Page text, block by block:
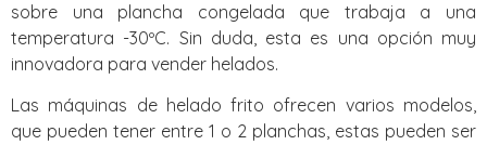
sobre una plancha congelada que trabaja a una
temperatura -30ºC. Sin duda, esta es una opción muy
innovadora para vender helados.
Las máquinas de helado frito ofrecen varios modelos,
que pueden tener entre 1 o 2 planchas, estas pueden ser